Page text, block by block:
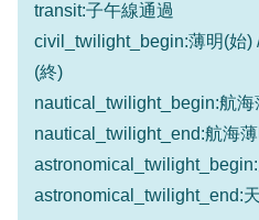
transit:子午線通過
civil_twilight_begin:薄明(始)
(終)
nautical_twilight_begin:航海
nautical_twilight_end:航海
astronomical_twilight_end: